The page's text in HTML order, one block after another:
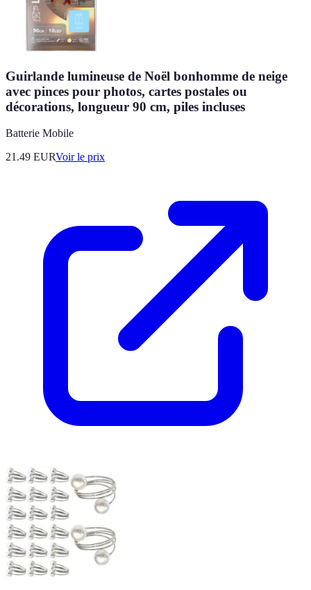
Guirlande lumineuse de Noël bonhomme de neige
avec pinces pour photos, cartes postales ou
décorations, longueur 90 cm, piles incluses
Batterie Mobile
21.49 EURVoir le prix